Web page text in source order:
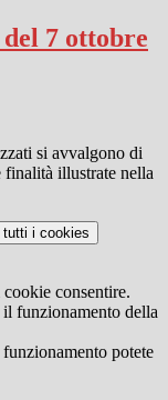
7 ottobre
si avvalgono di
finalità illustrate nella
i cookies
consentire.
funzionamento della
potete